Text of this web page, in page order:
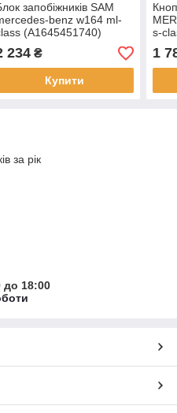
запобіжників SAM
benz w164 ml-
(A1645451740)
234₴
Купити
s-
1
за рік
до 18:00